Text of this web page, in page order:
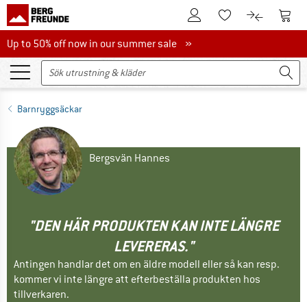
Till kundkontotTill minneslistan.
Till Till
Up to 50% off now in our summer sale
Up to 50% off now in our summer sale »
Barnryggsäckar
Bergsvän Hannes
"DEN HÄR PRODUKTEN KAN INTE LÄNGRE
LEVERERAS."
Antingen handlar det om en äldre modell eller så kan resp.
kommer vi inte längre att efterbeställa produkten hos
tillverkaren.